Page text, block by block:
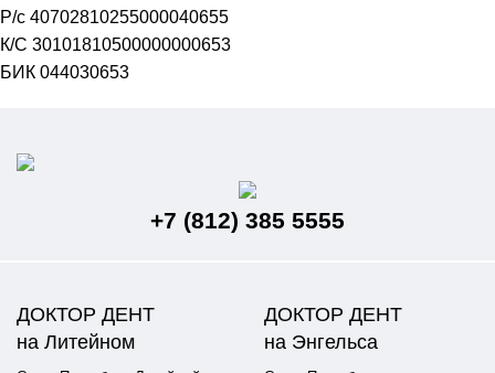
Р/с 40702810255000040655
К/С 30101810500000000653
БИК 044030653
+7 (812) 385 5555
ДОКТОР ДЕНТ
на Литейном
ДОКТОР ДЕНТ
на Энгельса